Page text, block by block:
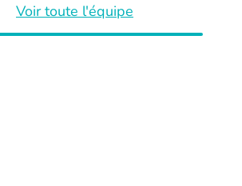
Voir toute l'équipe